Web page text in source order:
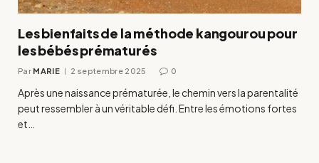
Les bienfaits de la méthode kangourou pour
les bébés prématurés
Par MARIE 2 septembre 2025 0
Après une naissance prématurée, le chemin vers la parentalité
peut ressembler à un véritable défi. Entre les émotions fortes
et…